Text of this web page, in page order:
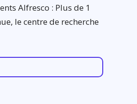
Alfresco : Plus de 1
le centre de recherche